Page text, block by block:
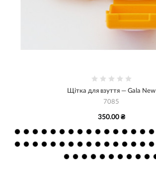
Щітка для взуття — Gala New
7085
350.00 ₴